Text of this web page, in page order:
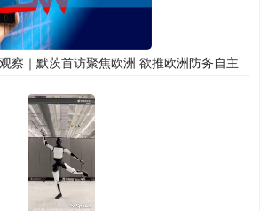
察｜默茨首访聚焦欧洲 欲推欧洲防务自主